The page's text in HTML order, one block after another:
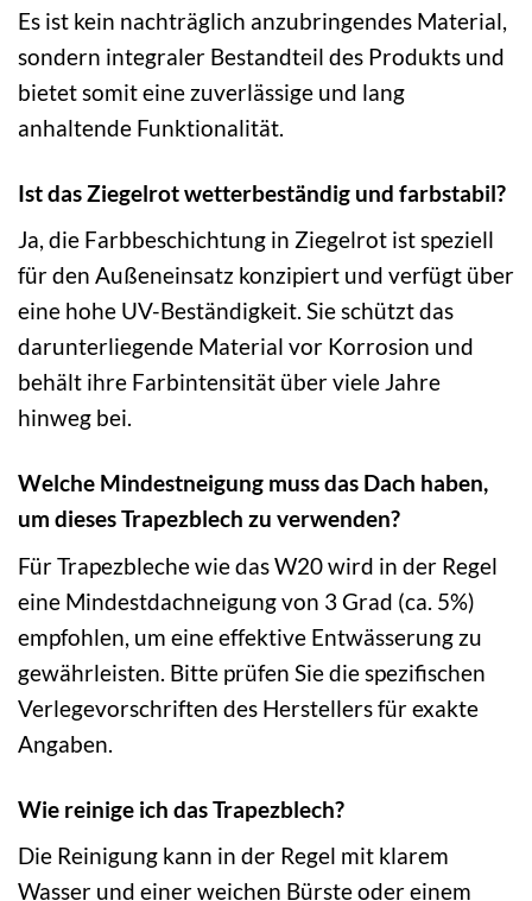
Es ist kein nachträglich anzubringendes Material,
sondern integraler Bestandteil des Produkts und
bietet somit eine zuverlässige und lang
anhaltende Funktionalität.
Ist das Ziegelrot wetterbeständig und farbstabil?
Ja, die Farbbeschichtung in Ziegelrot ist speziell
für den Außeneinsatz konzipiert und verfügt über
eine hohe UV-Beständigkeit. Sie schützt das
darunterliegende Material vor Korrosion und
behält ihre Farbintensität über viele Jahre
hinweg bei.
Welche Mindestneigung muss das Dach haben,
um dieses Trapezblech zu verwenden?
Für Trapezbleche wie das W20 wird in der Regel
eine Mindestdachneigung von 3 Grad (ca. 5%)
empfohlen, um eine effektive Entwässerung zu
gewährleisten. Bitte prüfen Sie die spezifischen
Verlegevorschriften des Herstellers für exakte
Angaben.
Wie reinige ich das Trapezblech?
Die Reinigung kann in der Regel mit klarem
Wasser und einer weichen Bürste oder einem